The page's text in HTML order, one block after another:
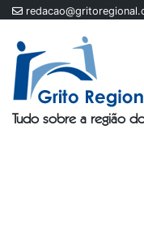
Tudo sobre a região